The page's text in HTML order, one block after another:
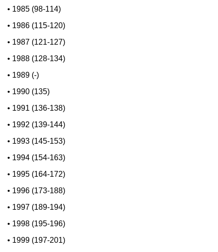
• 1985 (98-114)
• 1986 (115-120)
• 1987 (121-127)
• 1988 (128-134)
• 1989 (-)
• 1990 (135)
• 1991 (136-138)
• 1992 (139-144)
• 1993 (145-153)
• 1994 (154-163)
• 1995 (164-172)
• 1996 (173-188)
• 1997 (189-194)
• 1998 (195-196)
• 1999 (197-201)